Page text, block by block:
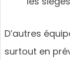
D’autres
surtout en